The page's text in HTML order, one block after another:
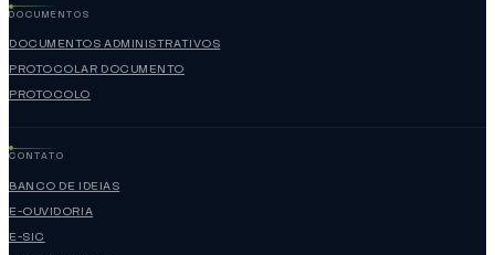
DOCUMENTOS
DOCUMENTOS ADMINISTRATIVOS
PROTOCOLAR DOCUMENTO
PROTOCOLO
CONTATO
BANCO DE IDEIAS
E-OUVIDORIA
E-SIC